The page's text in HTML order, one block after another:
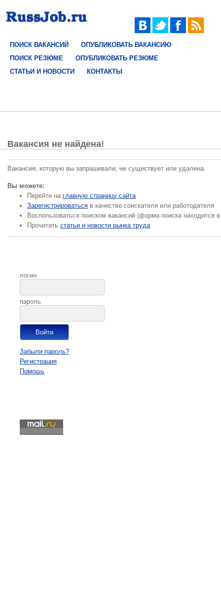
ПОИСК ВАКАНСИЙ
ОПУБЛИКОВАТЬ ВАКАНСИЮ
ПОИСК РЕЗЮМЕ
ОПУБЛИКОВАТЬ РЕЗЮМЕ
СТАТЬИ И НОВОСТИ
КОНТАКТЫ
Вакансия не найдена!
Вакансия, которую вы запрашивали, не существует или удалена.
Вы можете:
Перейти на главную страницу сайта
Зарегистрироваться в качестве соискателя или работодателя
Воспользоваться поиском вакансий (форма поиска находится
Прочитать статьи и новости рынка труда
логин
пароль
Забыли пароль?
Регистрация
Помощь